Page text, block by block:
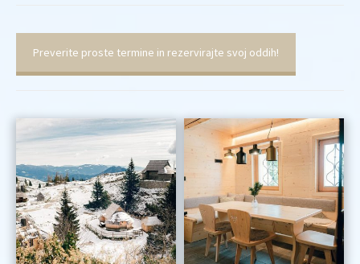
Preverite proste termine in rezervirajte svoj oddih!